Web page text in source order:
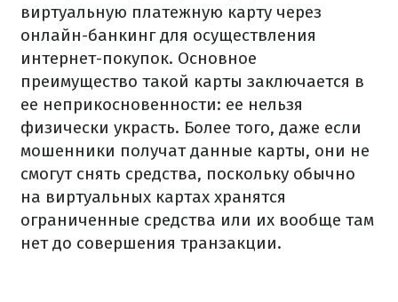
виртуальную платежную карту через
онлайн-банкинг для осуществления
интернет-покупок. Основное
преимущество такой карты заключается в
ее неприкосновенности: ее нельзя
физически украсть. Более того, даже если
мошенники получат данные карты, они не
смогут снять средства, поскольку обычно
на виртуальных картах хранятся
ограниченные средства или их вообще там
нет до совершения транзакции.